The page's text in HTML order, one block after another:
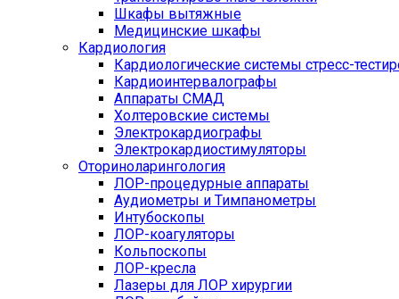
Шкафы вытяжные
Медицинские шкафы
Кардиология
Кардиологические системы стресс-
Кардиоинтервалографы
Аппараты СМАД
Холтеровские системы
Электрокардиографы
Электрокардиостимуляторы
Оториноларингология
ЛОР-процедурные аппараты
Аудиометры и Тимпанометры
Интубоскопы
ЛОР-коагуляторы
Кольпоскопы
ЛОР-кресла
Лазеры для ЛОР хирургии